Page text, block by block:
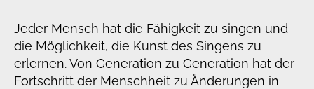
Jeder Mensch hat die Fähigkeit zu singen und
die Möglichkeit, die Kunst des Singens zu
erlernen. Von Generation zu Generation hat der
Fortschritt der Menschheit zu Änderungen in